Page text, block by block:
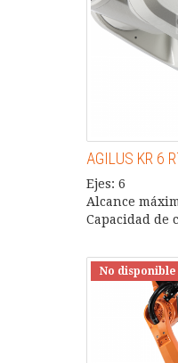
AGILUS KR 6
Ejes: 6
Alcance
Capacidad de
No disponible